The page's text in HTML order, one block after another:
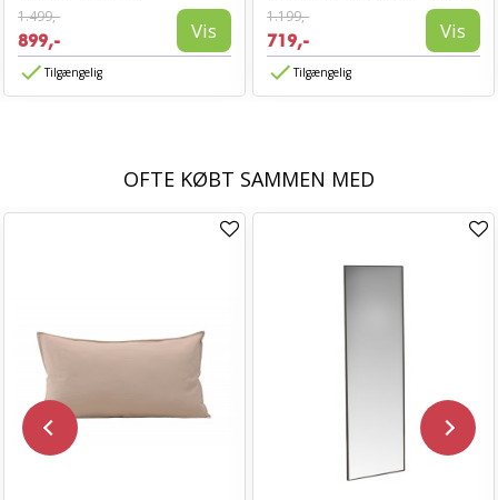
1.499,-
899,- Vis
Tilgængelig
1.199,-
719,- Vis
Tilgængelig
OFTE KØBT SAMMEN MED